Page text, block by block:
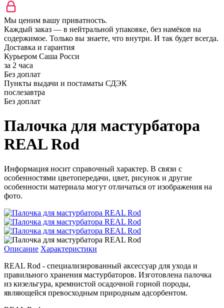
Мы ценим вашу приватность.
Каждый заказ — в нейтральной упаковке, без намёков на
содержимое. Только вы знаете, что внутри. И так будет всегда.
Доставка и гарантия
Курьером Саша Росси
за 2 часа
Без доплат
Пункты выдачи и постаматы СДЭК
послезавтра
Без доплат
Палочка для мастурбатора
REAL Rod
Информация носит справочный характер. В связи с
особенностями цветопередачи, цвет, рисунок и другие
особенности материала могут отличаться от изображения на
фото.
Описание Характеристики
REAL Rod - специализированный аксессуар для ухода и
правильного хранения мастурбаторов. Изготовлена палочка
из кизельгура, кремнистой осадочной горной породы,
являющейся превосходным природным адсорбентом.